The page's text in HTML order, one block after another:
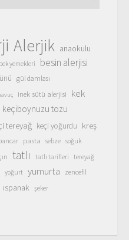
Alerjik anaokulu
yemekleri besin alerjisi
gül damlası
inek sütü alerjisi kek
keçiboynuzu tozu
tereyağ keçi yoğurdu kreş
pasta sebze soğuk
tatlı tatlı tarifleri tereyağ
yoğurt yumurta zencefil
ıspanak şeker